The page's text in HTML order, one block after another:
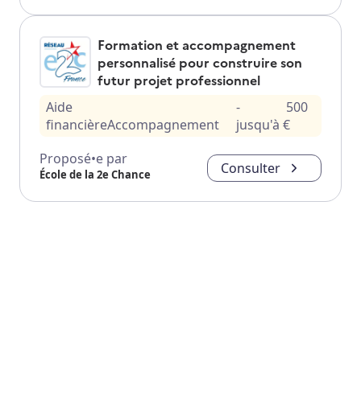
Formation et accompagnement
personnalisé pour construire son
futur projet professionnel
Aide
financièreAccompagnement
-
jusqu'à
500
€
Proposé•e par
École de la 2e Chance Consulter